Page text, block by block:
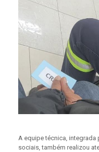
A equipe técnica,
sociais, também realizou